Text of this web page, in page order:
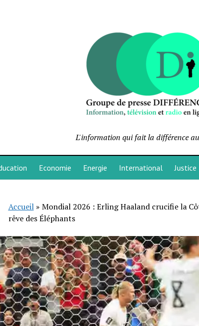
L'information qui fait la différence
Economie Energie International Justice
Accueil» Mondial 2026 : Erling Haaland crucifie la
rêve des Éléphants